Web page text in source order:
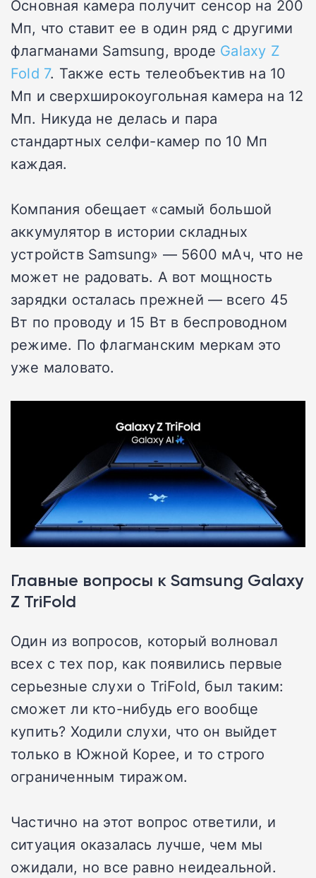
Основная камера получит сенсор на 200
Мп, что ставит ее в один ряд с другими
флагманами Samsung, вроде Galaxy Z
Fold 7. Также есть телеобъектив на 10
Мп и сверхширокоугольная камера на 12
Мп. Никуда не делась и пара
стандартных селфи-камер по 10 Мп
каждая.
Компания обещает «самый большой
аккумулятор в истории складных
устройств Samsung» — 5600 мАч, что не
может не радовать. А вот мощность
зарядки осталась прежней — всего 45
Вт по проводу и 15 Вт в беспроводном
режиме. По флагманским меркам это
уже маловато.
Главные вопросы к Samsung Galaxy
Z TriFold
Один из вопросов, который волновал
всех с тех пор, как появились первые
серьезные слухи о TriFold, был таким:
сможет ли кто-нибудь его вообще
купить? Ходили слухи, что он выйдет
только в Южной Корее, и то строго
ограниченным тиражом.
Частично на этот вопрос ответили, и
ситуация оказалась лучше, чем мы
ожидали, но все равно неидеальной.